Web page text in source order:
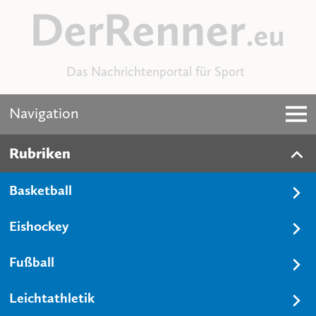
Das Nachrichtenportal für Sport
Navigation
Rubriken
Basketball
Eishockey
Fußball
Leichtathletik